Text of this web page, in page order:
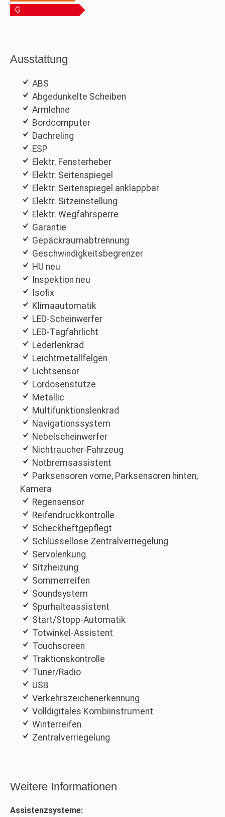
G
Ausstattung
ABS
Abgedunkelte Scheiben
Armlehne
Bordcomputer
Dachreling
ESP
Elektr. Fensterheber
Elektr. Seitenspiegel
Elektr. Seitenspiegel anklappbar
Elektr. Sitzeinstellung
Elektr. Wegfahrsperre
Garantie
Gepäckraumabtrennung
Geschwindigkeitsbegrenzer
HU neu
Inspektion neu
Isofix
Klimaautomatik
LED-Scheinwerfer
LED-Tagfahrlicht
Lederlenkrad
Leichtmetallfelgen
Lichtsensor
Lordosenstütze
Metallic
Multifunktionslenkrad
Navigationssystem
Nebelscheinwerfer
Nichtraucher-Fahrzeug
Notbremsassistent
Parksensoren vorne, Parksensoren hinten,
Kamera
Regensensor
Reifendruckkontrolle
Scheckheftgepflegt
Schlüssellose Zentralverriegelung
Servolenkung
Sitzheizung
Sommerreifen
Soundsystem
Spurhalteassistent
Start/Stopp-Automatik
Totwinkel-Assistent
Touchscreen
Traktionskontrolle
Tuner/Radio
USB
Verkehrszeichenerkennung
Volldigitales Kombiinstrument
Winterreifen
Zentralverriegelung
Weitere Informationen
Assistenzsysteme: